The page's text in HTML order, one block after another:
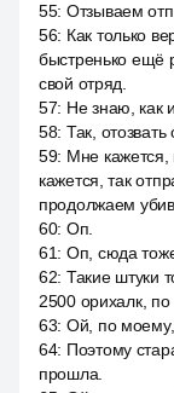
55: Отзываем
56: Как только
быстренько ещё
свой отряд.
57: Не знаю, как
58: Так,
59: Мне
кажется, так
продолжаем
60: Оп.
61: Оп, сюда
62: Такие штуки
2500 орихалк,
63: Ой, по моему,
64: Поэтому
прошла.